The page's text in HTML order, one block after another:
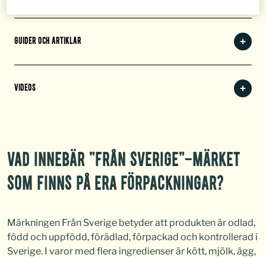
GUIDER OCH ARTIKLAR
VIDEOS
VAD INNEBÄR ”FRÅN SVERIGE”-MÄRKET
SOM FINNS PÅ ERA FÖRPACKNINGAR?
Märkningen Från Sverige betyder att produkten är odlad,
född och uppfödd, förädlad, förpackad och kontrollerad i
Sverige. I varor med flera ingredienser är kött, mjölk, ägg,